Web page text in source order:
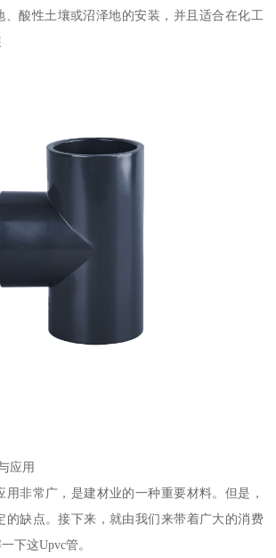
、酸性土壤或沼泽地的安装，并且适合在化工
应用
用非常广，是建材业的一种重要材料。但是，
的缺点。接下来，就由我们来带着广大的消费
下这Upvc管。